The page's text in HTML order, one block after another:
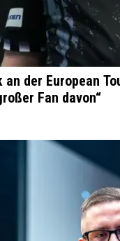
der European
Fan davon“